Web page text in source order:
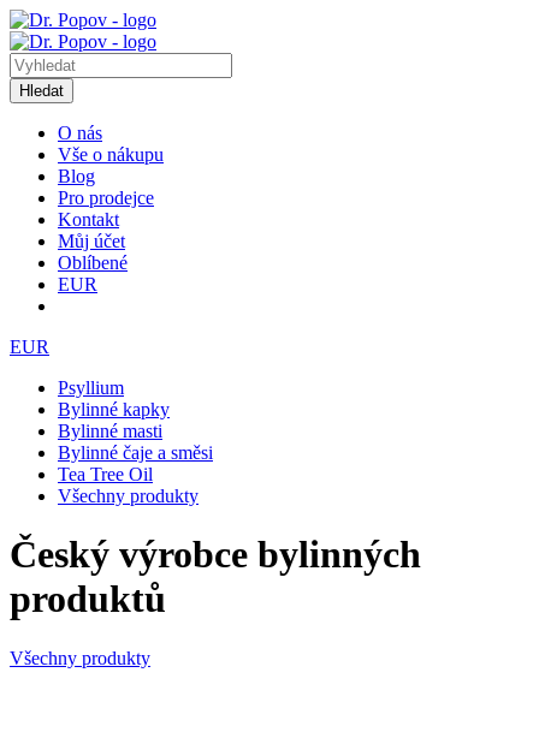
Hledat
O nás
Vše o nákupu
Blog
Pro prodejce
Kontakt
Můj účet
Oblíbené
EUR
EUR
Psyllium
Bylinné kapky
Bylinné masti
Bylinné čaje a směsi
Tea Tree Oil
Všechny produkty
Český výrobce bylinných
produktů
Všechny produkty